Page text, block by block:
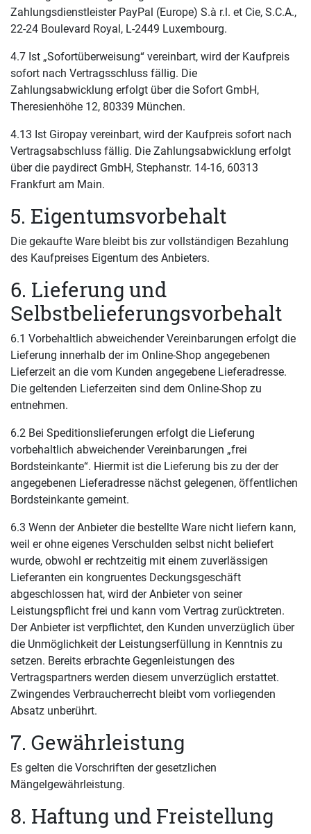
Zahlungsdienstleister PayPal (Europe) S.à r.l. et Cie, S.C.A.,
22-24 Boulevard Royal, L-2449 Luxembourg.
4.7 Ist „Sofortüberweisung“ vereinbart, wird der Kaufpreis
sofort nach Vertragsschluss fällig. Die
Zahlungsabwicklung erfolgt über die Sofort GmbH,
Theresienhöhe 12, 80339 München.
4.13 Ist Giropay vereinbart, wird der Kaufpreis sofort nach
Vertragsabschluss fällig. Die Zahlungsabwicklung erfolgt
über die paydirect GmbH, Stephanstr. 14-16, 60313
Frankfurt am Main.
5. Eigentumsvorbehalt
Die gekaufte Ware bleibt bis zur vollständigen Bezahlung
des Kaufpreises Eigentum des Anbieters.
6. Lieferung und
Selbstbelieferungsvorbehalt
6.1 Vorbehaltlich abweichender Vereinbarungen erfolgt die
Lieferung innerhalb der im Online-Shop angegebenen
Lieferzeit an die vom Kunden angegebene Lieferadresse.
Die geltenden Lieferzeiten sind dem Online-Shop zu
entnehmen.
6.2 Bei Speditionslieferungen erfolgt die Lieferung
vorbehaltlich abweichender Vereinbarungen „frei
Bordsteinkante“. Hiermit ist die Lieferung bis zu der der
angegebenen Lieferadresse nächst gelegenen, öffentlichen
Bordsteinkante gemeint.
6.3 Wenn der Anbieter die bestellte Ware nicht liefern kann,
weil er ohne eigenes Verschulden selbst nicht beliefert
wurde, obwohl er rechtzeitig mit einem zuverlässigen
Lieferanten ein kongruentes Deckungsgeschäft
abgeschlossen hat, wird der Anbieter von seiner
Leistungspflicht frei und kann vom Vertrag zurücktreten.
Der Anbieter ist verpflichtet, den Kunden unverzüglich über
die Unmöglichkeit der Leistungserfüllung in Kenntnis zu
setzen. Bereits erbrachte Gegenleistungen des
Vertragspartners werden diesem unverzüglich erstattet.
Zwingendes Verbraucherrecht bleibt vom vorliegenden
Absatz unberührt.
7. Gewährleistung
Es gelten die Vorschriften der gesetzlichen
Mängelgewährleistung.
8. Haftung und Freistellung